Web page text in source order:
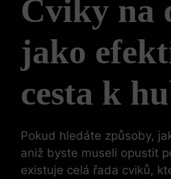
Cviky na
jako
cesta k
Pokud hledáte způsoby,
aniž byste museli opustit
existuje celá řada cviků,